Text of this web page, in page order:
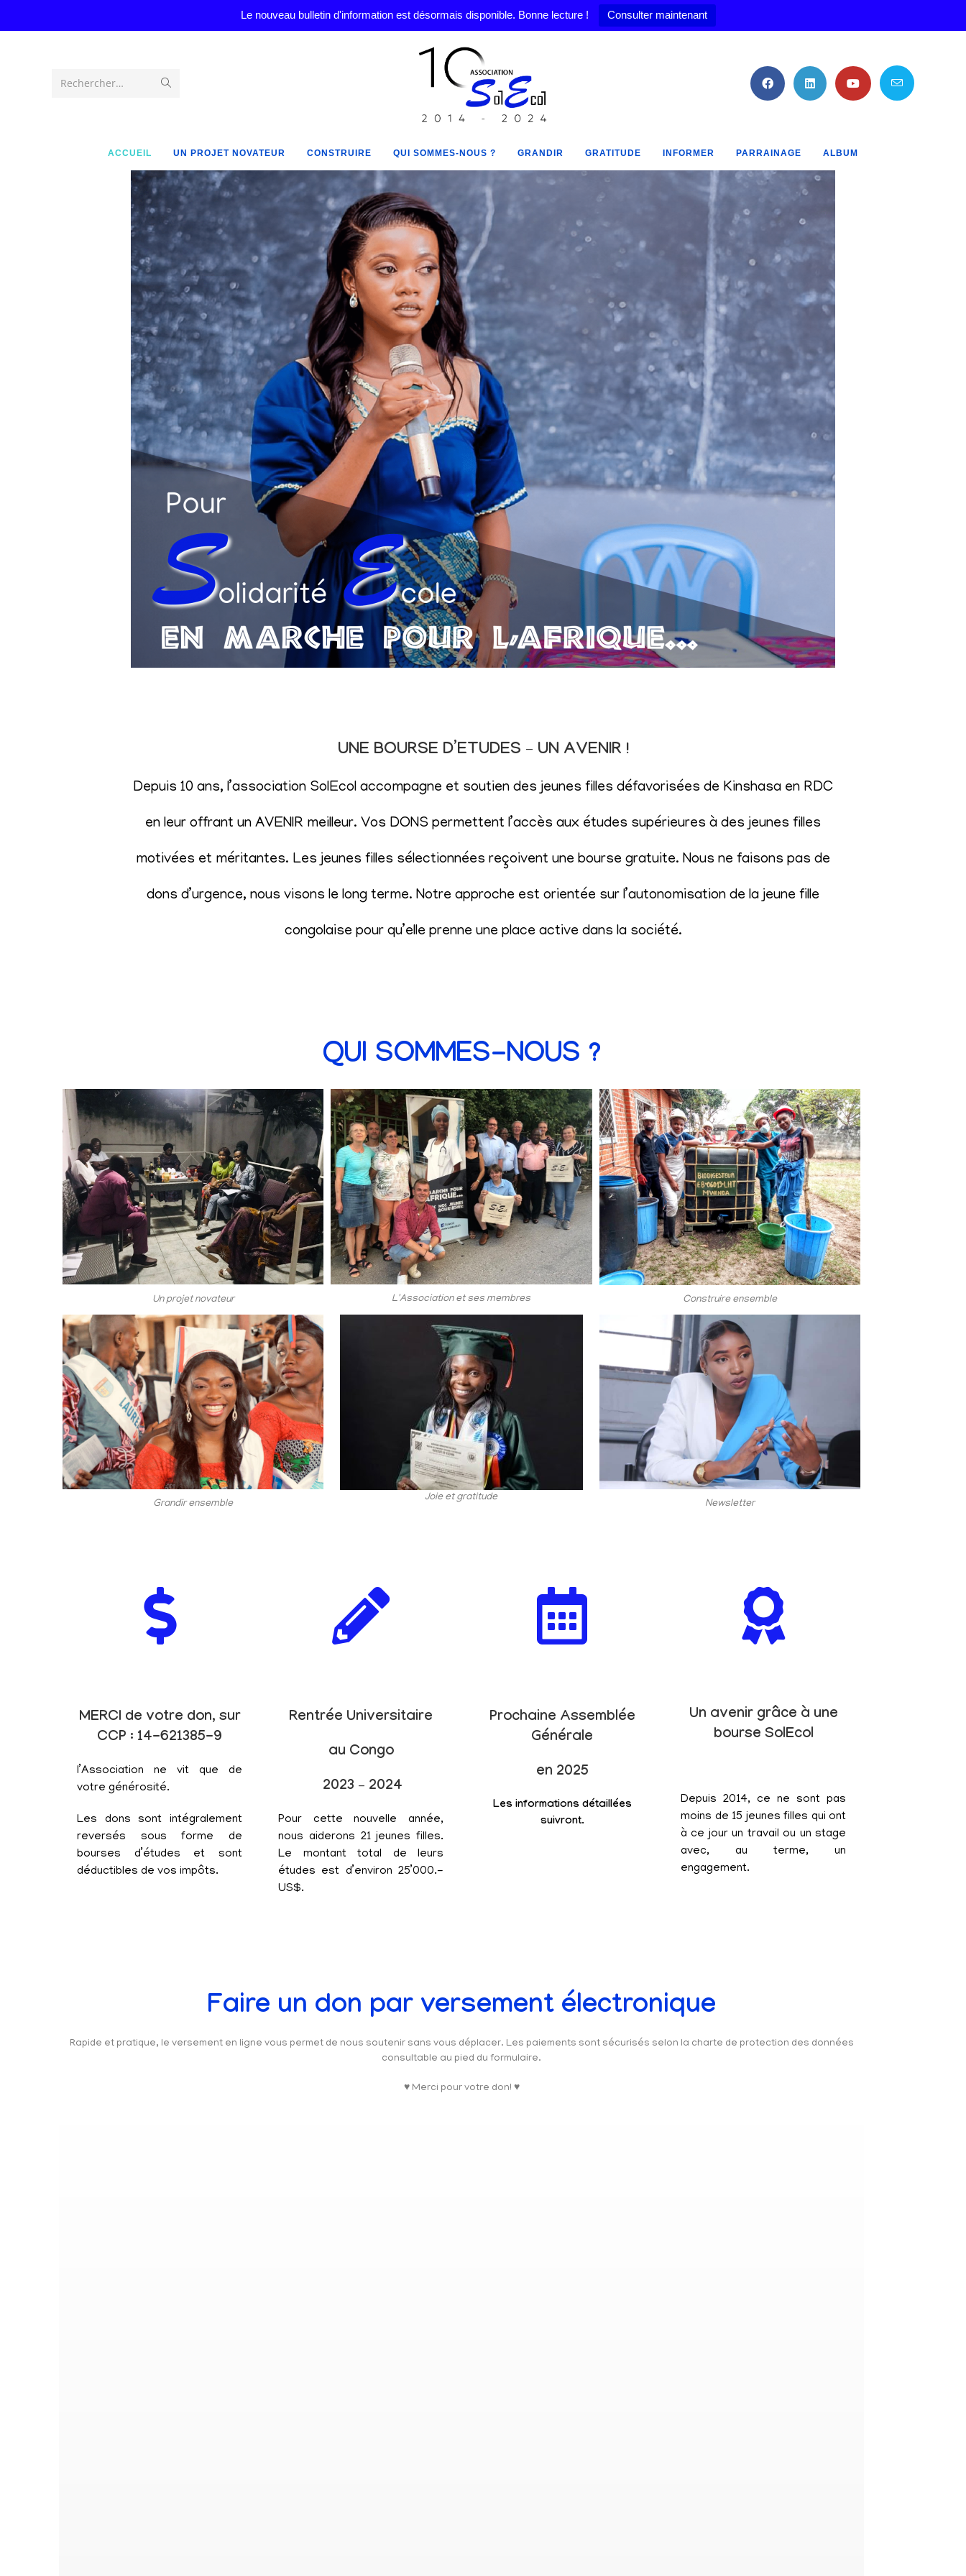
Le nouveau bulletin d'information est désormais disponible. Bonne lecture ! Consulter maintenant
Rechercher…
ACCUEIL UN PROJET NOVATEUR CONSTRUIRE QUI SOMMES-NOUS ? GRANDIR GRATITUDE INFORMER PARRAINAGE ALBUM
UNE BOURSE D’ETUDES – UN AVENIR !
Depuis 10 ans, l’association SolEcol accompagne et soutien des jeunes filles défavorisées de Kinshasa en RDC
en leur offrant un AVENIR meilleur. Vos DONS permettent l’accès aux études supérieures à des jeunes filles
motivées et méritantes. Les jeunes filles sélectionnées reçoivent une bourse gratuite. Nous ne faisons pas de
dons d’urgence, nous visons le long terme. Notre approche est orientée sur l’autonomisation de la jeune fille
congolaise pour qu’elle prenne une place active dans la société.
QUI SOMMES-NOUS ?
Un projet novateur L'Association et ses membres Construire ensemble
Grandir ensemble
Joie et gratitude
Newsletter
MERCI de votre don, sur
CCP : 14-621385-9
l’Association ne vit que de
votre générosité.
Les dons sont intégralement
reversés sous forme de
bourses d’études et sont
déductibles de vos impôts.
Rentrée Universitaire
au Congo
2023 – 2024
Pour cette nouvelle année,
nous aiderons 21 jeunes filles.
Le montant total de leurs
études est d’environ 25’000.-
US$.
Prochaine Assemblée
Générale
en 2025
Les informations détaillées
suivront.
Un avenir grâce à une
bourse SolEcol
Depuis 2014, ce ne sont pas
moins de 15 jeunes filles qui ont
à ce jour un travail ou un stage
avec, au terme, un
engagement.
Faire un don par versement électronique
Rapide et pratique, le versement en ligne vous permet de nous soutenir sans vous déplacer. Les paiements sont sécurisés selon la charte de protection des données
consultable au pied du formulaire.
♥ Merci pour votre don! ♥